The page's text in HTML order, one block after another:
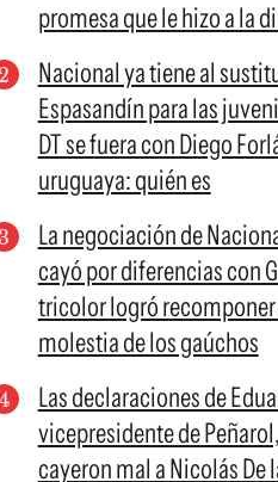
promesa que le hizo a la
Nacional ya tiene al
Espasandín para las
DT se fuera con Diego
uruguaya: quién es
La negociación de
cayó por diferencias con
tricolor logró
molestia de los gaúchos
Las declaraciones de
vicepresidente de
cayeron mal a Nicolás De